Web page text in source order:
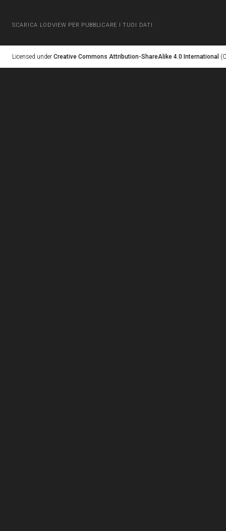
SCARICA LODVIEW PER PUBBLICARE I TUOI DATI
Licensed under Creative Commons Attribution-ShareAlike 4.0 International